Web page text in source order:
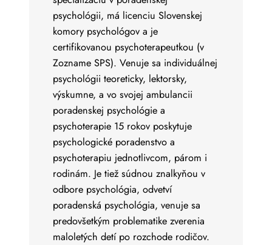
psychológii, má licenciu Slovenskej
komory psychológov a je
certifikovanou psychoterapeutkou (v
Zozname SPS). Venuje sa individuálnej
psychológii teoreticky, lektorsky,
výskumne, a vo svojej ambulancii
poradenskej psychológie a
psychoterapie 15 rokov poskytuje
psychologické poradenstvo a
psychoterapiu jednotlivcom, párom i
rodinám. Je tiež súdnou znalkyňou v
odbore psychológia, odvetví
poradenská psychológia, venuje sa
predovšetkým problematike zverenia
maloletých detí po rozchode rodičov.